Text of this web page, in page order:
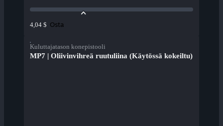
4,04 $ Osta
Kuluttajatason konepistooli
MP7 | Oliivinvihreä ruutuliina (Käytössä kokeiltu)